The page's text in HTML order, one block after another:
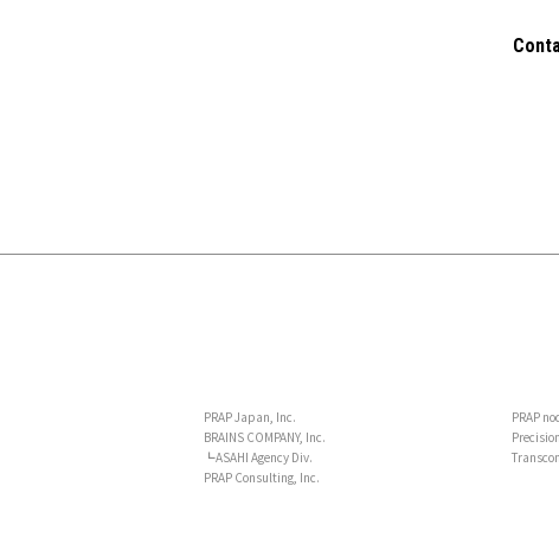
PRAP Japan, Inc.
BRAINS COMPANY, Inc.
┗ASAHI Agency Div.
PRAP Consulting, Inc.
PRAP